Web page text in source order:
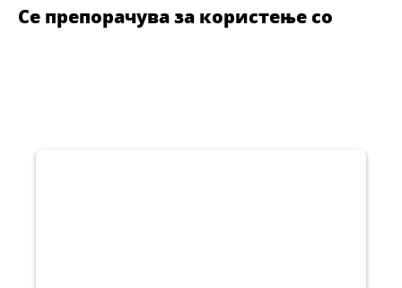
Се препорачува за користење со